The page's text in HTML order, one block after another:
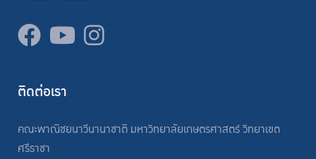
ติดต่อเรา
คณะพาณิชยนาวีนานาชาติ มหาวิทยาลัยเกษตรศาสตร์ วิทยาเขต
ศรีราชา